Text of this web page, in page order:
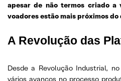
apesar de não termos criado a
voadores estão mais próximos do
A Revolução das
Desde a Revolução Industrial,
vários avanços no processo